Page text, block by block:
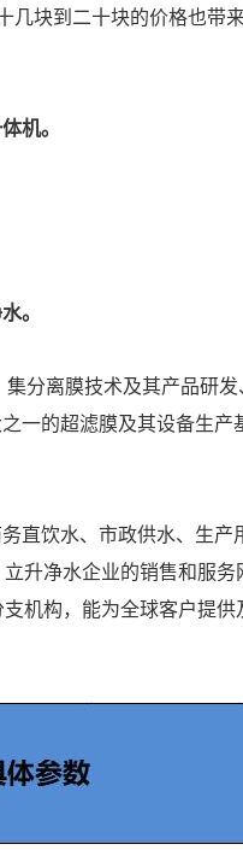
几块到二十块的价格也带
机。
。
分离膜技术及其产品研发
一的超滤膜及其设备生产
直饮水、市政供水、生产
升净水企业的销售和服务
机构，能为全球客户提供